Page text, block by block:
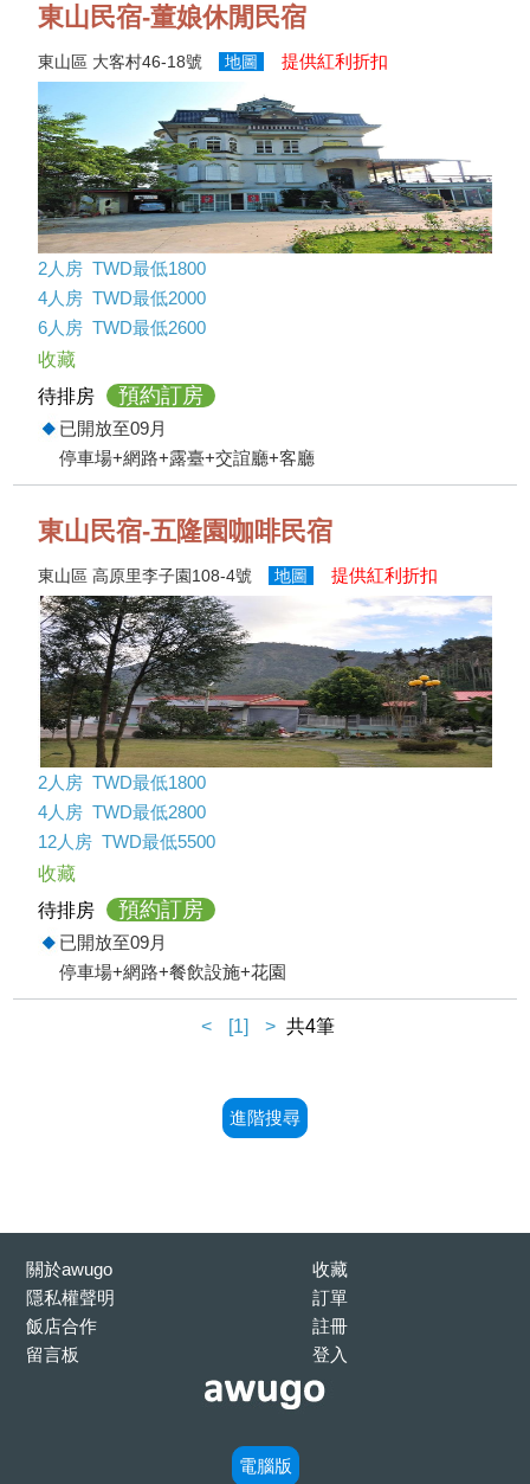
東山民宿-董娘休閒民宿
東山區 大客村46-18號 地圖 提供紅利折扣
2人房 TWD最低1800
4人房 TWD最低2000
6人房 TWD最低2600
收藏
待排房
預約訂房
已開放至09月
停車場+網路+露臺+交誼廳+客廳
東山民宿-五隆園咖啡民宿
東山區 高原里李子園108-4號 地圖 提供紅利折扣
2人房 TWD最低1800
4人房 TWD最低2800
12人房 TWD最低5500
收藏
待排房
預約訂房
已開放至09月
停車場+網路+餐飲設施+花園
< [1] > 共4筆
進階搜尋
關於awugo
隱私權聲明
飯店合作
留言板
收藏
訂單
註冊
登入
電腦版